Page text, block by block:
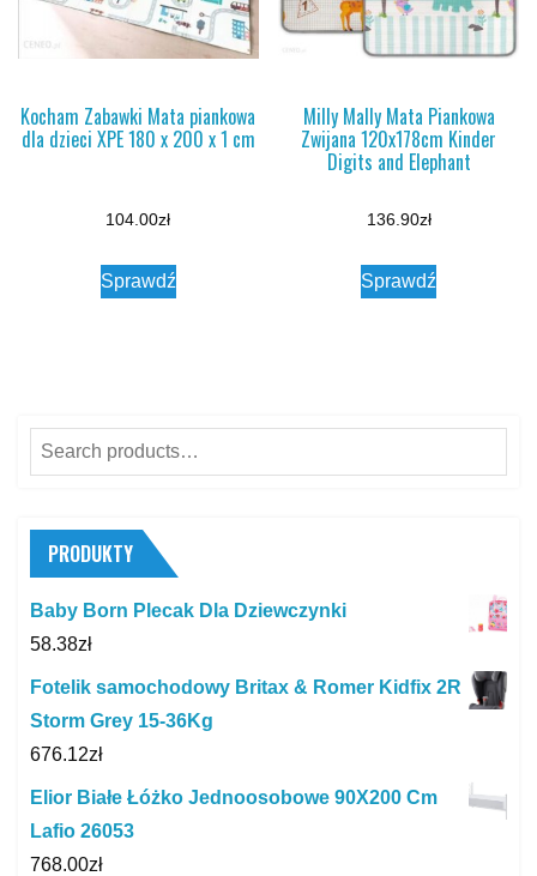
Kocham Zabawki Mata piankowa
dla dzieci XPE 180 x 200 x 1 cm
104.00zł
Sprawdź
Milly Mally Mata Piankowa
Zwijana 120x178cm Kinder
Digits and Elephant
136.90zł
Sprawdź
Search
for:
PRODUKTY
Baby Born Plecak Dla Dziewczynki
58.38zł
Fotelik samochodowy Britax & Romer Kidfix 2R
Storm Grey 15-36Kg
676.12zł
Elior Białe Łóżko Jednoosobowe 90X200 Cm
Lafio 26053
768.00zł